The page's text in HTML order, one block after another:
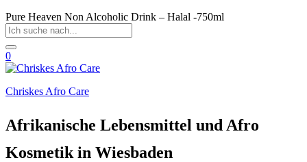
Pure Heaven Non Alcoholic Drink – Halal -750ml
0
Chriskes Afro Care
Afrikanische Lebensmittel und Afro
Kosmetik in Wiesbaden